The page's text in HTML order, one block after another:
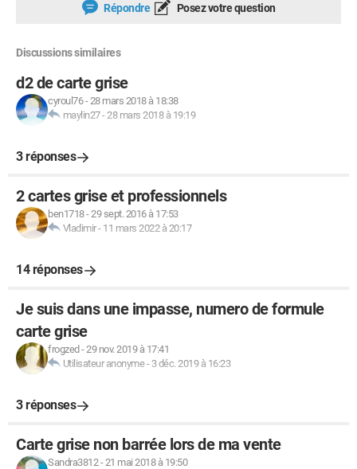
Répondre Posez votre question
Discussions similaires
d2 de carte grise
cyroul76-28 mars 2018 à 18:38
maylin27-28 mars 2018 à 19:19
3 réponses
2 cartes grise et professionnels
ben1718-29 sept. 2016 à 17:53
Vladimir- 11 mars 2022 à 20:17
14 réponses
Je suis dans une impasse, numero de formule
carte grise
frogzed -29 nov. 2019 à 17:41
Utilisateur anonyme- 3 déc. 2019 à 16:23
3 réponses
Carte grise non barrée lors de ma vente
Sandra3812-21 mai 2018 à 19:50